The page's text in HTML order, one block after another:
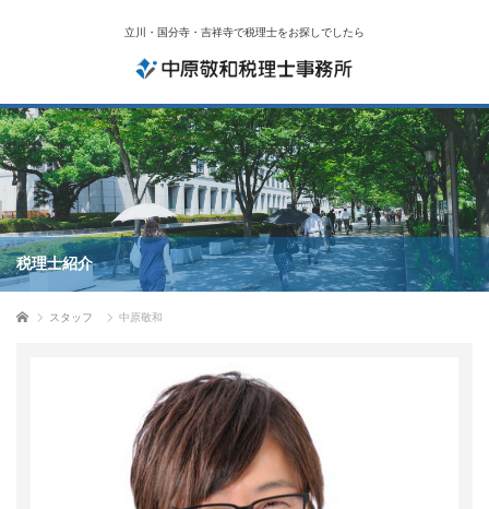
立川・国分寺・吉祥寺で税理士をお探しでしたら
税理士紹介
ホーム スタッフ 中原敬和